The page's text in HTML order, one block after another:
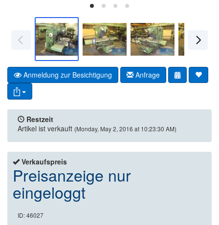
Anmeldung zur Besichtigung Anfrage
Restzeit
Artikel ist verkauft (Monday, May 2, 2016 at 10:23:30 AM)
Verkaufspreis
Preisanzeige nur
eingeloggt
ID: 46027